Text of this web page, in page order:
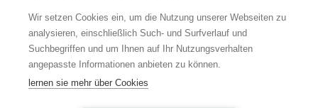
AGBIMPRESSUMDATENSCHUTZ
Wir setzen Cookies ein, um die Nutzung unserer Webseiten zu
analysieren, einschließlich Such- und Surfverlauf und
Suchbegriffen und um Ihnen auf Ihr Nutzungsverhalten
angepasste Informationen anbieten zu können.
lernen sie mehr über Cookies